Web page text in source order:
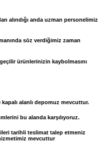
alındığı anda uzman personelimiz
söz verdiğimiz zaman
ürünlerinizin kaybolmasını
kapalı alanlı depomuz mevcuttur.
bu alanda karşılıyoruz.
ileri tarihli teslimat talep etmeniz
mevcuttur